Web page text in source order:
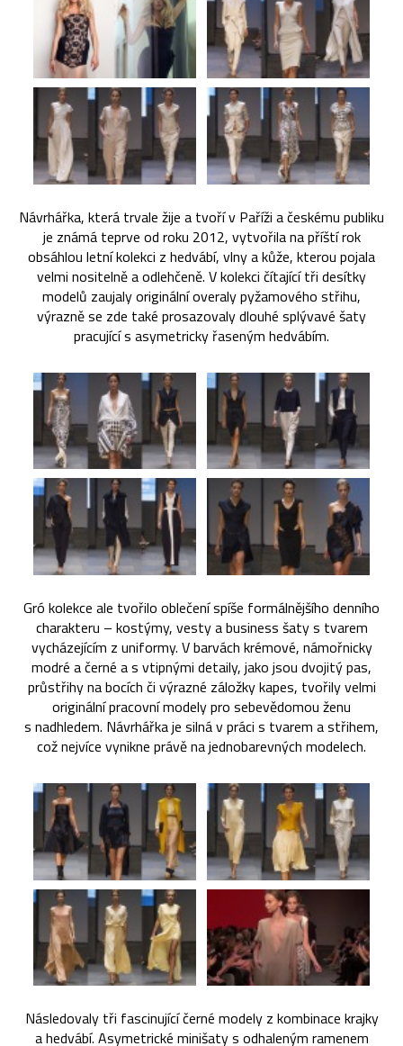
Návrhářka, která trvale žije a tvoří v Paříži a českému publiku
je známá teprve od roku 2012, vytvořila na příští rok
obsáhlou letní kolekci z hedvábí, vlny a kůže, kterou pojala
velmi nositelně a odlehčeně. V kolekci čítající tři desítky
modelů zaujaly originální overaly pyžamového střihu,
výrazně se zde také prosazovaly dlouhé splývavé šaty
pracující s asymetricky řaseným hedvábím.
Gró kolekce ale tvořilo oblečení spíše formálnějšího denního
charakteru – kostýmy, vesty a business šaty s tvarem
vycházejícím z uniformy. V barvách krémové, námořnicky
modré a černé a s vtipnými detaily, jako jsou dvojitý pas,
průstřihy na bocích či výrazné záložky kapes, tvořily velmi
originální pracovní modely pro sebevědomou ženu
s nadhledem. Návrhářka je silná v práci s tvarem a střihem,
což nejvíce vynikne právě na jednobarevných modelech.
Následovaly tři fascinující černé modely z kombinace krajky
a hedvábí. Asymetrické minišaty s odhaleným ramenem